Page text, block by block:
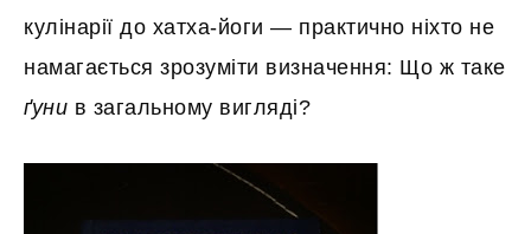
кулінарії до хатха-йоги — практично ніхто не
намагається зрозуміти визначення: Що ж таке
ґуни в загальному вигляді?